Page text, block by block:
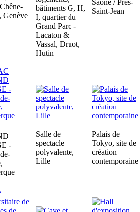
Genève
bâtiments G, H,
I, quartier du
Grand Parc -
Lacaton &
Vassal, Druot,
Hutin
Saône / Prés-
Saint-Jean
-
Salle de
spectacle
polyvalente,
Lille
Palais de
Tokyo, site de
création
contemporaine